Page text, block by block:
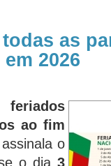
as
2026
feriados
ao fim
o
o dia 3